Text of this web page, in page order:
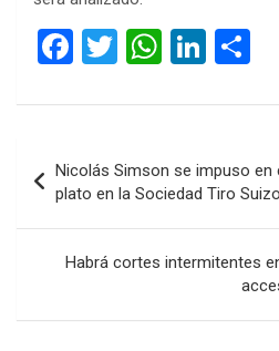
F
ce
o
o
k
T
tt
W
at
A
p
p
Li
ke
n
de
entradas
Nicolás Simson se impuso
plato en la Sociedad Tiro
Habrá cortes intermitentes